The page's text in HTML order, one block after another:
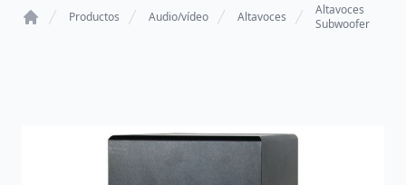
Productos Audio/vídeo Altavoces
Altavoces
Subwoofer